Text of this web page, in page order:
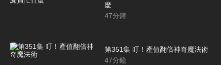
麼
47分鐘
第351集 叮！產值翻倍神奇魔法術
47分鐘